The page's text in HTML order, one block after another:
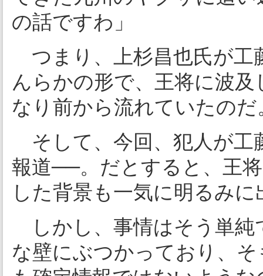
の話ですわ」
つまり、上杉昌也氏が工
んらかの形で、王将に波
なり前から流れていたのだ
そして、今回、犯人が工
報道──。だとすると、王
した背景も一気に明るみ
しかし、事情はそう単純
な壁にぶつかっており、